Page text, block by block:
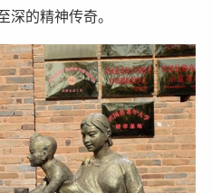
深的精神传奇。